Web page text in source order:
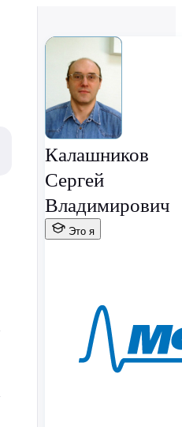
Калашников
Сергей
Владимирович
Это я